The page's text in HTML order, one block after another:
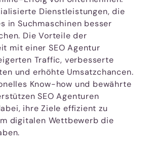
Dienstleistungen, die
in Suchmaschinen besser
Die Vorteile der
mit einer SEO Agentur
Traffic, verbesserte
und erhöhte Umsatzchancen.
Know-how und bewährte
SEO Agenturen
ihre Ziele effizient zu
digitalen Wettbewerb die